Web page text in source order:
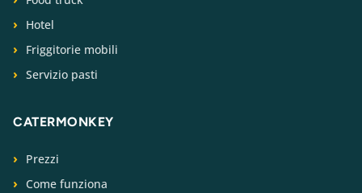
Hotel
Friggitorie mobili
Servizio pasti
CATERMONKEY
Prezzi
Come funziona